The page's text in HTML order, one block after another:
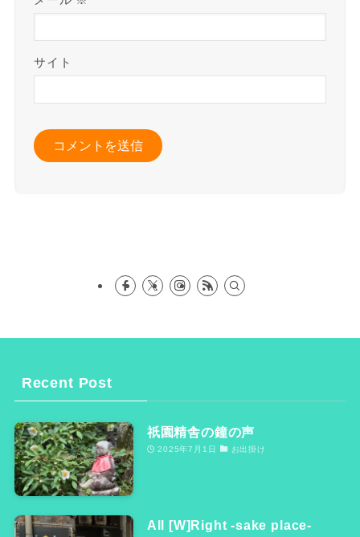
サイト
Recent Post
祇園精舎の鐘の声
2025年7月1日 お出掛け
All [W]Right -sake place-